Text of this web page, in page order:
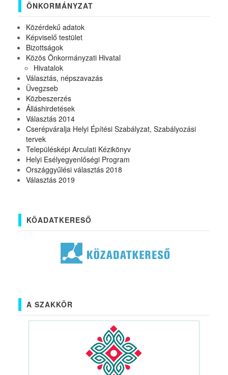
ÖNKORMÁNYZAT
Közérdekű adatok
Képviselő testület
Bizottságok
Közös Önkormányzati Hivatal
Hivatalok
Választás, népszavazás
Üvegzseb
Közbeszerzés
Álláshirdetések
Választás 2014
Cserépváralja Helyi Építési Szabályzat, Szabályozási
tervek
Településképi Arculati Kézikönyv
Helyi Esélyegyenlőségi Program
Országgyűlési választás 2018
Választás 2019
KÖADATKERESŐ
A SZAKKÖR